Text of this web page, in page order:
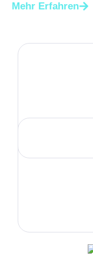
Mehr Erfahren